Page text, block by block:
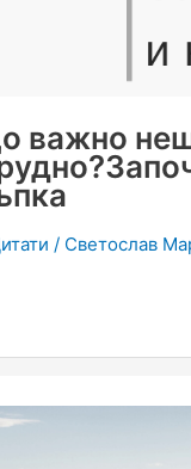
важно
/ Светослав